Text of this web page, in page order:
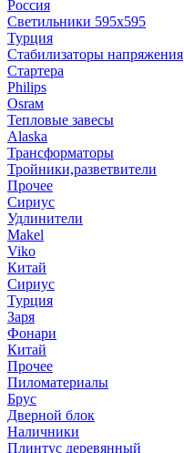
Россия
Светильники 595х595
Турция
Стабилизаторы напряжения
Стартера
Philips
Оsrам
Тепловые завесы
Alaska
Трансформаторы
Тройники,разветвители
Прочее
Сириус
Удлинители
Makel
Viko
Китай
Сириус
Турция
Заря
Фонари
Китай
Прочее
Пиломатериалы
Брус
Дверной блок
Наличники
Плинтус деревянный